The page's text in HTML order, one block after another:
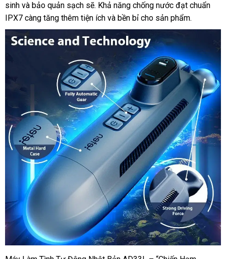
sinh và bảo quản sạch sẽ. Khả năng chống nước đạt chuẩn
IPX7 càng tăng thêm tiện ích và bền bỉ cho sản phẩm.